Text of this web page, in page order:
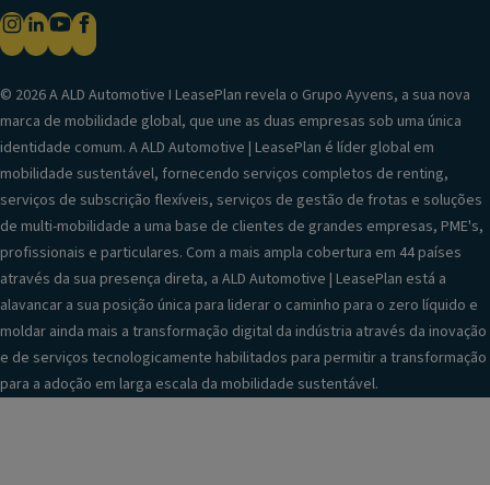
© 2026 A ALD Automotive I LeasePlan revela o Grupo Ayvens, a sua nova
marca de mobilidade global, que une as duas empresas sob uma única
identidade comum. A ALD Automotive | LeasePlan é líder global em
mobilidade sustentável, fornecendo serviços completos de renting,
serviços de subscrição flexíveis, serviços de gestão de frotas e soluções
de multi-mobilidade a uma base de clientes de grandes empresas, PME's,
profissionais e particulares. Com a mais ampla cobertura em 44 países
através da sua presença direta, a ALD Automotive | LeasePlan está a
alavancar a sua posição única para liderar o caminho para o zero líquido e
moldar ainda mais a transformação digital da indústria através da inovação
e de serviços tecnologicamente habilitados para permitir a transformação
para a adoção em larga escala da mobilidade sustentável.